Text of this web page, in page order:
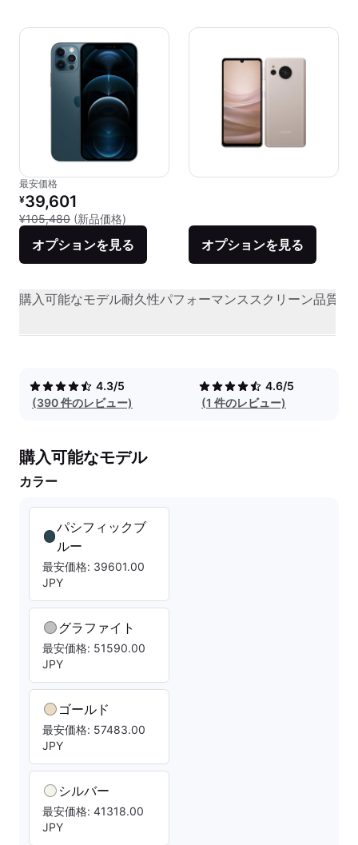
最安価格
リファービッシュ品の価格：
¥39,601
¥105,480 (新品価格)
オプションを見る オプションを見る
購入可能なモデル耐久性パフォーマンススクリーン品質
4.3/5
(390 件のレビュー)
4.6/5
(1 件のレビュー)
購入可能なモデル
カラー
パシフィックブ
ルー
最安価格: 39601.00
JPY
グラファイト
最安価格: 51590.00
JPY
ゴールド
最安価格: 57483.00
JPY
シルバー
最安価格: 41318.00
JPY